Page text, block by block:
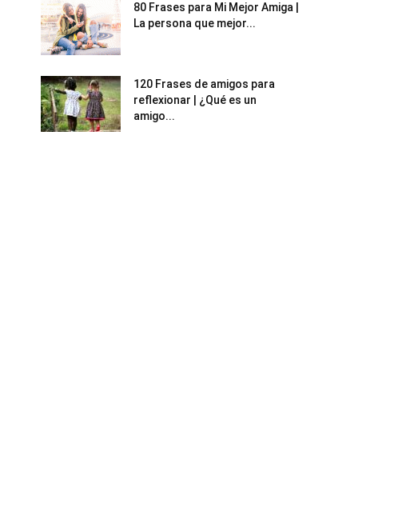
80 Frases para Mi Mejor Amiga |
La persona que mejor...
120 Frases de amigos para
reflexionar | ¿Qué es un
amigo...